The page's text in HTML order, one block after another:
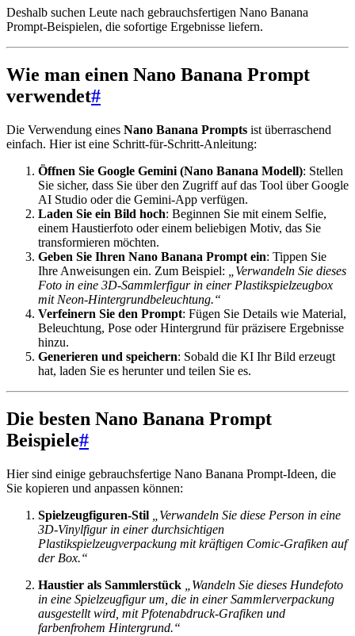
Deshalb suchen Leute nach gebrauchsfertigen Nano Banana
Prompt-Beispielen, die sofortige Ergebnisse liefern.
Wie man einen Nano Banana Prompt
verwendet#
Die Verwendung eines Nano Banana Prompts ist überraschend
einfach. Hier ist eine Schritt-für-Schritt-Anleitung:
Öffnen Sie Google Gemini (Nano Banana Modell): Stellen
Sie sicher, dass Sie über den Zugriff auf das Tool über Google
AI Studio oder die Gemini-App verfügen.
Laden Sie ein Bild hoch: Beginnen Sie mit einem Selfie,
einem Haustierfoto oder einem beliebigen Motiv, das Sie
transformieren möchten.
Geben Sie Ihren Nano Banana Prompt ein: Tippen Sie
Ihre Anweisungen ein. Zum Beispiel:
„Verwandeln Sie dieses
Foto in eine 3D-Sammlerfigur in einer Plastikspielzeugbox
mit Neon-Hintergrundbeleuchtung.“
Verfeinern Sie den Prompt: Fügen Sie Details wie Material,
Beleuchtung, Pose oder Hintergrund für präzisere Ergebnisse
hinzu.
Generieren und speichern: Sobald die KI Ihr Bild erzeugt
hat, laden Sie es herunter und teilen Sie es.
Die besten Nano Banana Prompt
Beispiele#
Hier sind einige gebrauchsfertige Nano Banana Prompt-Ideen, die
Sie kopieren und anpassen können:
Spielzeugfiguren-Stil
„Verwandeln Sie diese Person in eine
3D-Vinylfigur in einer durchsichtigen
Plastikspielzeugverpackung mit kräftigen Comic-Grafiken auf
der Box.“
Haustier als Sammlerstück
„Wandeln Sie dieses Hundefoto
in eine Spielzeugfigur um, die in einer Sammlerverpackung
ausgestellt wird, mit Pfotenabdruck-Grafiken und
farbenfrohem Hintergrund.“